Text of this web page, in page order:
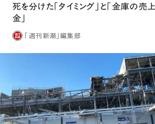
死を分けた「タイミング」と「金庫の売上
金」
「週刊新潮」編集部